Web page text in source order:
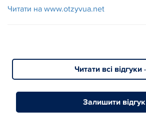
Читати на www.otzyvua.net
Читати всі відгуки
Залишити відгук